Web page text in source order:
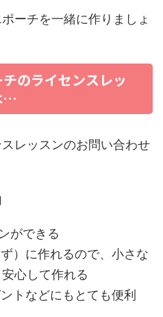
ーチを一緒に作りましょ
のライセンスレッ
…
レッスンのお問い合わせ
ができる
）に作れるので、小さな
心して作れる
トなどにもとても便利